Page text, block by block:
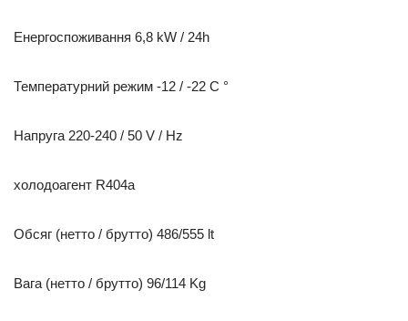
Енергоспоживання 6,8 kW / 24h
Температурний режим -12 / -22 C °
Напруга 220-240 / 50 V / Hz
холодоагент R404a
Обсяг (нетто / брутто) 486/555 lt
Вага (нетто / брутто) 96/114 Kg